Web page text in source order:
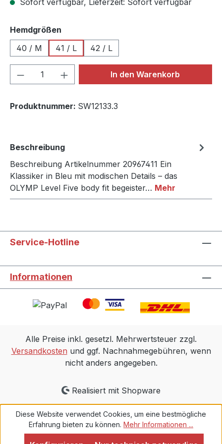
Sofort verfügbar, Lieferzeit: Sofort verfügbar
Hemdgrößen
40 / M
41 / L 42 / L
Produkt Anzahl: Gib denIn den Warenkorb
Produktnummer: SW12133.3
Beschreibung
Beschreibung Artikelnummer 20967411 Ein
Klassiker in Bleu mit modischen Details – das
OLYMP Level Five body fit begeister… Mehr
Service-Hotline
Informationen
Alle Preise inkl. gesetzl. Mehrwertsteuer zzgl.
Versandkosten und ggf. Nachnahmegebühren, wenn
nicht anders angegeben.
Realisiert mit Shopware
Diese Website verwendet Cookies, um eine bestmögliche
Erfahrung bieten zu können. Mehr Informationen ...